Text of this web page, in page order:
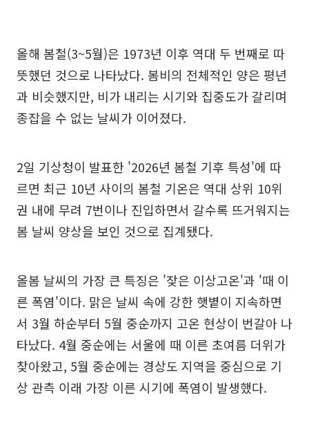
올해 봄철(3~5월)은 1973년 이후 역대 두 번째로 따
뜻했던 것으로 나타났다. 봄비의 전체적인 양은 평년
과 비슷했지만, 비가 내리는 시기와 집중도가 갈리며
종잡을 수 없는 날씨가 이어졌다.
2일 기상청이 발표한 '2026년 봄철 기후 특성'에 따
르면 최근 10년 사이의 봄철 기온은 역대 상위 10위
권 내에 무려 7번이나 진입하면서 갈수록 뜨거워지는
봄 날씨 양상을 보인 것으로 집계됐다.
올봄 날씨의 가장 큰 특징은 '잦은 이상고온'과 '때 이
른 폭염'이다. 맑은 날씨 속에 강한 햇볕이 지속하면
서 3월 하순부터 5월 중순까지 고온 현상이 번갈아 나
타났다. 4월 중순에는 서울에 때 이른 초여름 더위가
찾아왔고, 5월 중순에는 경상도 지역을 중심으로 기
상 관측 이래 가장 이른 시기에 폭염이 발생했다.